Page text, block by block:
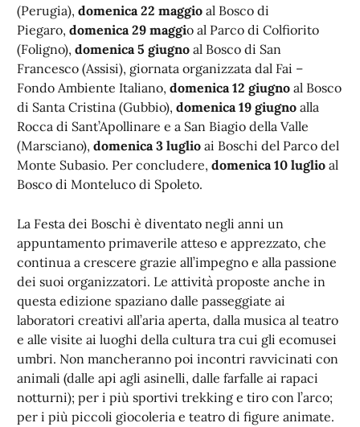
(Perugia), domenica 22 maggio al Bosco di
Piegaro, domenica 29 maggio al Parco di Colfiorito
(Foligno), domenica 5 giugno al Bosco di San
Francesco (Assisi), giornata organizzata dal Fai –
Fondo Ambiente Italiano, domenica 12 giugno al Bosco
di Santa Cristina (Gubbio), domenica 19 giugno alla
Rocca di Sant’Apollinare e a San Biagio della Valle
(Marsciano), domenica 3 luglio ai Boschi del Parco del
Monte Subasio. Per concludere, domenica 10 luglio al
Bosco di Monteluco di Spoleto.
La Festa dei Boschi è diventato negli anni un
appuntamento primaverile atteso e apprezzato, che
continua a crescere grazie all’impegno e alla passione
dei suoi organizzatori. Le attività proposte anche in
questa edizione spaziano dalle passeggiate ai
laboratori creativi all’aria aperta, dalla musica al teatro
e alle visite ai luoghi della cultura tra cui gli ecomusei
umbri. Non mancheranno poi incontri ravvicinati con
animali (dalle api agli asinelli, dalle farfalle ai rapaci
notturni); per i più sportivi trekking e tiro con l’arco;
per i più piccoli giocoleria e teatro di figure animate.